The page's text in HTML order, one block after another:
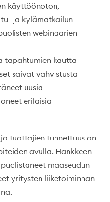
käyttöönoton,
ja kylämatkailun
webinaarien
tapahtumien kautta
saivat vahvistusta
uusia
erilaisia
tuottajien tunnettuus on
avulla. Hankkeen
maaseudun
yritysten liiketoiminnan